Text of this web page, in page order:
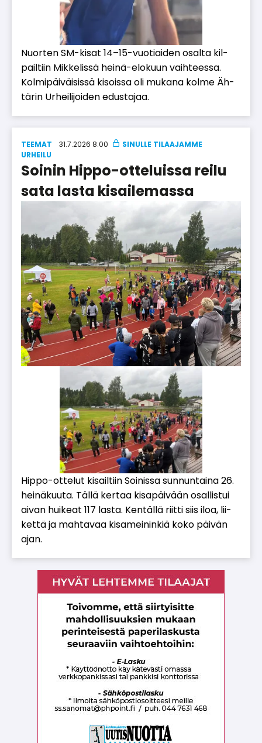
Nuor­ten SM-ki­sat 14–15-vuo­ti­ai­den osal­ta kil­
pail­tiin Mik­ke­lis­sä hei­nä-elo­kuun vaih­tees­sa.
Kol­mi­päi­väi­sis­sä ki­sois­sa oli mu­ka­na kol­me Äh­
tä­rin Ur­hei­li­joi­den edus­ta­jaa.
TEEMAT
31.7.2026 8.00
UR­HEI­LU
Soinin Hippo-otteluissa reilu
sata lasta kisailemassa
Hip­po-ot­te­lut ki­sail­tiin Soi­nis­sa sun­nun­tai­na 26.
hei­nä­kuu­ta. Täl­lä ker­taa ki­sa­päi­vään osal­lis­tui
ai­van hui­ke­at 117 las­ta. Ken­täl­lä riit­ti siis iloa, lii­
ket­tä ja mah­ta­vaa ki­sa­mei­nin­kiä koko päi­vän
ajan.